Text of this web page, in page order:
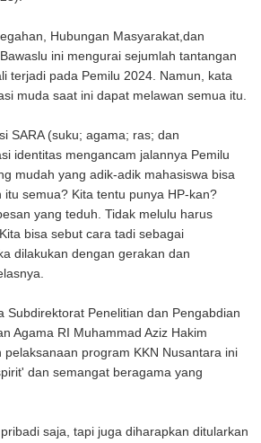
Hubungan Masyarakat,dan
ini mengurai sejumlah tantangan
terjadi pada Pemilu 2024. Namun, kata
muda saat ini dapat melawan semua itu.
SARA (suku; agama; ras; dan
identitas mengancam jalannya Pemilu
mudah yang adik-adik mahasiswa bisa
itu semua? Kita tentu punya HP-kan?
yang teduh. Tidak melulu harus
bisa sebut cara tadi sebagai
dilakukan dengan gerakan dan
Subdirektorat Penelitian dan Pengabdian
Agama RI Muhammad Aziz Hakim
pelaksanaan program KKN Nusantara ini
dan semangat beragama yang
saja, tapi juga diharapkan ditularkan